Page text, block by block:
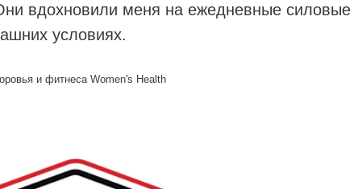
вдохновили меня на ежедневные силовые
условиях.
и фитнеса Women's Health